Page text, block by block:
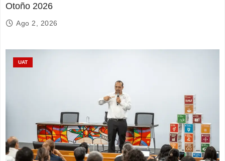
Otoño 2026
Ago 2, 2026
UAT